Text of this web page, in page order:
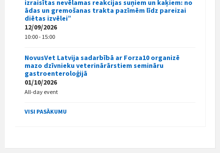
izraisītas nevēlamas reakcijas suņiem un kaķiem: no
ādas un gremošanas trakta pazīmēm līdz pareizai
diētas izvēlei”
12/09/2026
10:00 - 15:00
NovusVet Latvija sadarbībā ar Forza10 organizē
mazo dzīvnieku veterinārārstiem semināru
gastroenteroloģijā
01/10/2026
All-day event
VISI PASĀKUMU